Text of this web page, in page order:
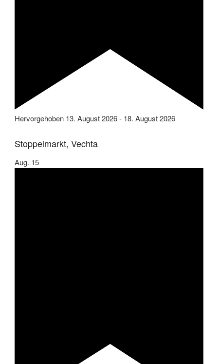
Hervorgehoben 13. August 2026- 18. August 2026
Stoppelmarkt, Vechta
Aug. 15